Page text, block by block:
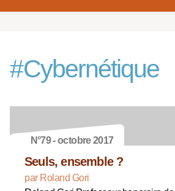
#Cybernétique
N°79 - octobre 2017
Seuls, ensemble ?
par Roland Gori